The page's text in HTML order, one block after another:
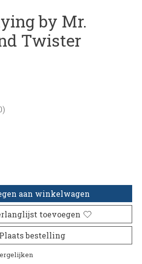
by Mr.
Twister
dit product is
aan winkelwagen
toevoegen
Plaats bestelling